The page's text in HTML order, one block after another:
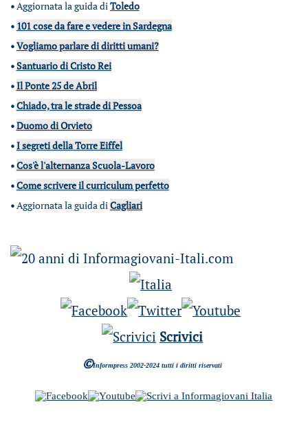
•Aggiornata la guida diToledo
• 101 cose da fare e vedere in Sardegna
•Vogliamo parlare di diritti umani?
•Santuario di Cristo Rei
•Il Ponte 25 de Abril
•Chiado, tra le strade di Pessoa
•Duomo di Orvieto
•I segreti della Torre Eiffel
•Cos'è l'alternanza Scuola-Lavoro
•Come scrivere il curriculum perfetto
•Aggiornata la guida diCagliari
Scrivici
©Informpress 2002-2024 tutti i diritti riservati